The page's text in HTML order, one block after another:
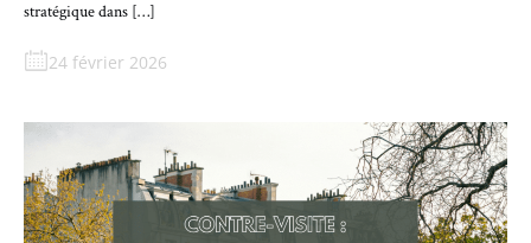
stratégique dans […]
24 février 2026